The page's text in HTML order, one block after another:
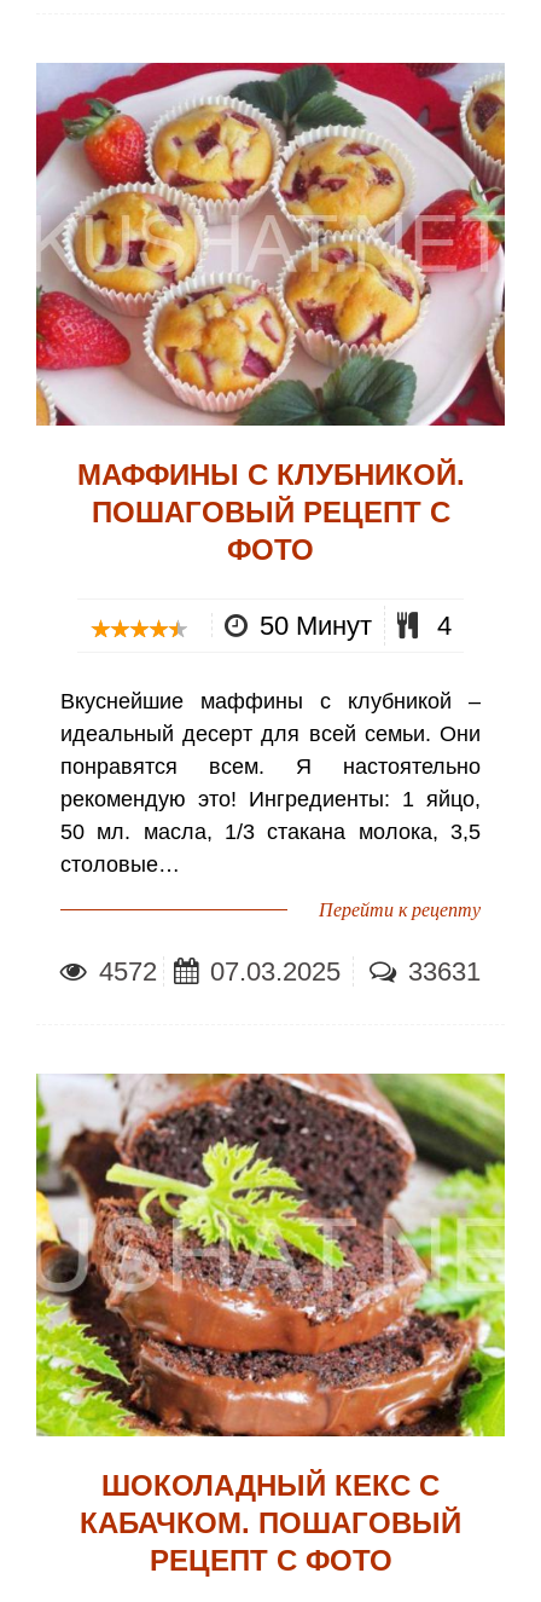
МАФФИНЫ С КЛУБНИКОЙ.
ПОШАГОВЫЙ РЕЦЕПТ С
ФОТО
50 Минут 4
Вкуснейшие маффины с клубникой –
идеальный десерт для всей семьи. Они
понравятся всем. Я настоятельно
рекомендую это! Ингредиенты: 1 яйцо,
50 мл. масла, 1/3 стакана молока, 3,5
столовые…
Перейти к рецепту
4572 07.03.2025 33631
ШОКОЛАДНЫЙ КЕКС С
КАБАЧКОМ. ПОШАГОВЫЙ
РЕЦЕПТ С ФОТО